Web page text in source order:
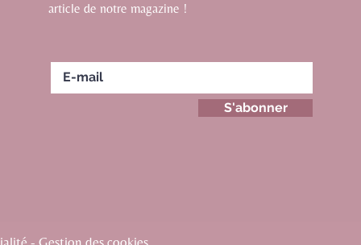
article de notre magazine !
S'abonner